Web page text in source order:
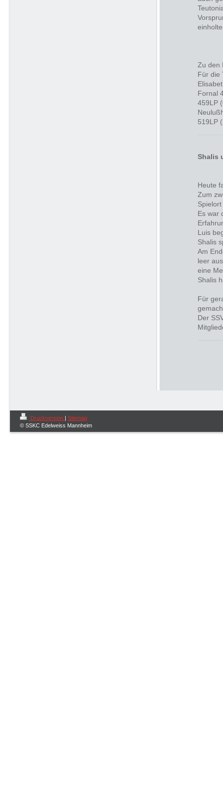
Zu den
Für die
Fornal
459LP
519LP
Shalis
Heute
Zum
Es war
Luis
Shalis
Am
leer
eine
Shalis
Für
Der
Druckversion | Sitemap
© SSKC Edelweiss Mannheim